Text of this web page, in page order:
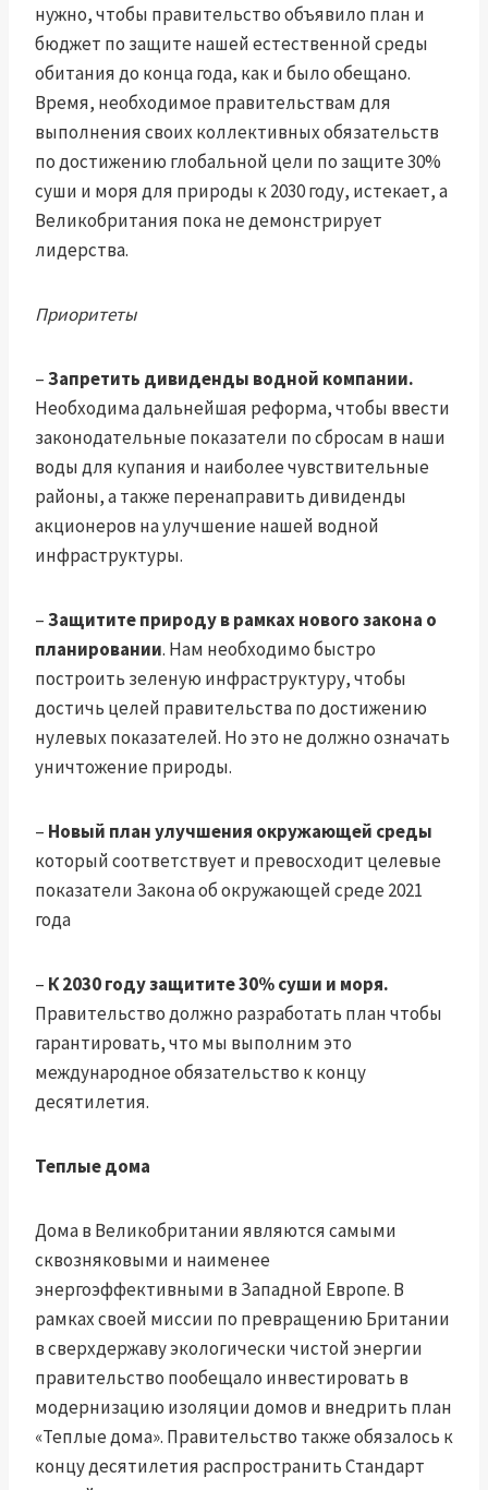
нужно, чтобы правительство объявило план и
бюджет по защите нашей естественной среды
обитания до конца года, как и было обещано.
Время, необходимое правительствам для
выполнения своих коллективных обязательств
по достижению глобальной цели по защите 30%
суши и моря для природы к 2030 году, истекает, а
Великобритания пока не демонстрирует
лидерства.
Приоритеты
–Запретить дивиденды водной компании.
Необходима дальнейшая реформа, чтобы ввести
законодательные показатели по сбросам в наши
воды для купания и наиболее чувствительные
районы, а также перенаправить дивиденды
акционеров на улучшение нашей водной
инфраструктуры.
–Защитите природу в рамках нового закона о
планировании. Нам необходимо быстро
построить зеленую инфраструктуру, чтобы
достичь целей правительства по достижению
нулевых показателей. Но это не должно означать
уничтожение природы.
– Новый план улучшения окружающей среды
который соответствует и превосходит целевые
показатели Закона об окружающей среде 2021
года
– К 2030 году защитите 30% суши и моря.
Правительство должно разработать планчтобы
гарантировать, что мы выполним это
международное обязательство к концу
десятилетия.
Теплые дома
Дома в Великобритании являются самыми
сквозняковыми и наименее
энергоэффективными в Западной Европе. В
рамках своей миссии по превращению Британии
в сверхдержаву экологически чистой энергии
правительство пообещало инвестировать в
модернизацию изоляции домов и внедрить план
«Теплые дома». Правительство также обязалось к
концу десятилетия распространить Стандарт